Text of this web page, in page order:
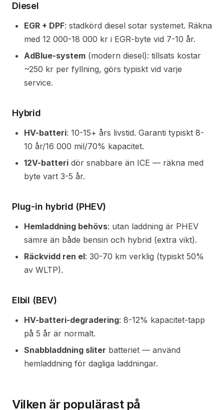
Diesel
EGR + DPF: stadkörd diesel sotar systemet. Räkna
med 12 000-18 000 kr i EGR-byte vid 7-10 år.
AdBlue-system (modern diesel): tillsats kostar
~250 kr per fyllning, görs typiskt vid varje
service.
Hybrid
HV-batteri: 10-15+ års livstid. Garanti typiskt 8-
10 år/16 000 mil/70% kapacitet.
12V-batteri dör snabbare än ICE — räkna med
byte vart 3-5 år.
Plug-in hybrid (PHEV)
Hemladdning behövs: utan laddning är PHEV
sämre än både bensin och hybrid (extra vikt).
Räckvidd ren el: 30-70 km verklig (typiskt 50%
av WLTP).
Elbil (BEV)
HV-batteri-degradering: 8-12% kapacitet-tapp
på 5 år är normalt.
Snabbladdning sliter batteriet — använd
hemladdning för dagliga laddningar.
Vilken är populärast på